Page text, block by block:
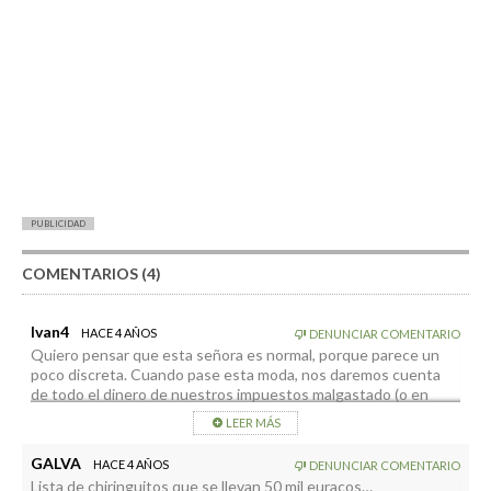
PUBLICIDAD
COMENTARIOS (4)
Ivan4 HACE 4 AÑOS DENUNCIAR COMENTARIO
Quiero pensar que esta señora es normal, porque parece un
poco discreta. Cuando pase esta moda, nos daremos cuenta
de todo el dinero de nuestros impuestos malgastado (o en
manos de pedabobos, psicopedabobos, graduados en
coaching, garrapatas sociales…). Esta gente “vende” que va a
desgracia!), que va a conseguir que un hombre no mire a una tía
LEER MÁS
GALVA HACE 4 AÑOS DENUNCIAR COMENTARIO
Lista de chiringuitos que se llevan 50 mil euracos…